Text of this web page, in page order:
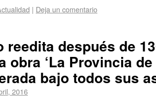
| Deja un comentario
reedita después de
obra ‘La Provincia
bajo todos sus
2016